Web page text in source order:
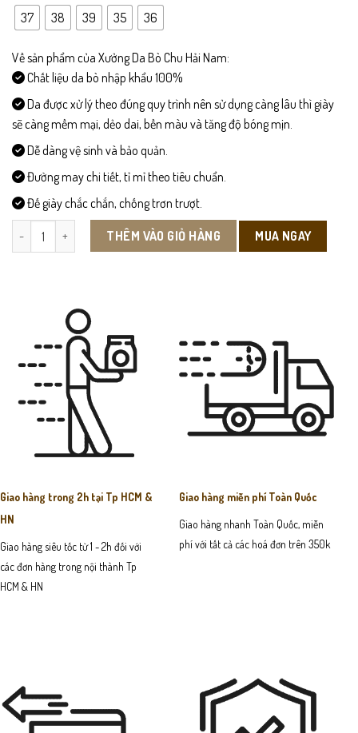
450,000 ₫.
249,000 ₫.
37 38 39 35 36
Về sản phẩm của Xưởng Da Bò Chu Hải Nam:
Chất liệu da bò nhập khẩu 100%
Da được xử lý theo đúng quy trình nên sử dụng càng lâu thì giày
sẽ càng mềm mại, dẻo dai, bền màu và tăng độ bóng mịn.
Dễ dàng vệ sinh và bảo quản.
Đường may chi tiết, tỉ mỉ theo tiêu chuẩn.
Đế giày chắc chắn, chống trơn trượt.
GN208-Giày Cao Gót Nữ số lượng
THÊM VÀO GIỎ HÀNG MUA NGAY
Giao hàng trong 2h tại Tp HCM &
HN
Giao hàng siêu tốc từ 1 - 2h đối với
các đơn hàng trong nội thành Tp
HCM & HN
Giao hàng miễn phí Toàn Quốc
Giao hàng nhanh Toàn Quốc, miễn
phí với tất cả các hoá đơn trên 350k